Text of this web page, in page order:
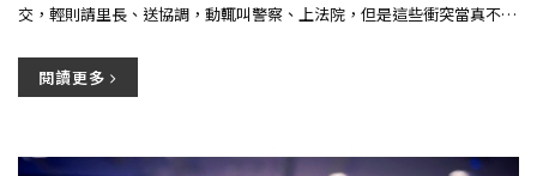
交，輕則請里長、送協調，動輒叫警察、上法院，但是這些衝突當真不可
閱讀更多